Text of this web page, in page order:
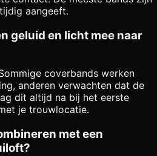
aangeeft.
geluid en licht mee naar
coverbands werken
anderen verwachten dat de
dit altijd na bij het eerste
je trouwlocatie.
met een